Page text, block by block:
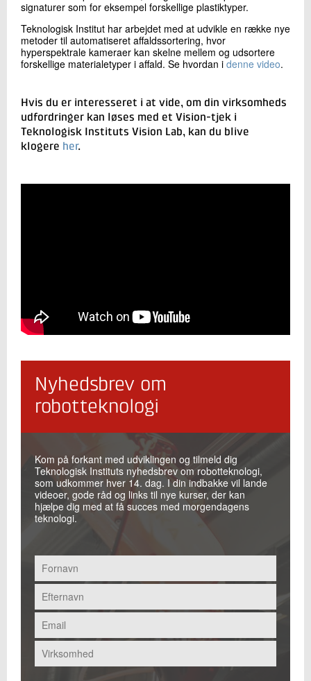
signaturer som for eksempel forskellige plastiktyper.
Teknologisk Institut har arbejdet med at udvikle en række nye
metoder til automatiseret affaldssortering, hvor
hyperspektrale kameraer kan skelne mellem og udsortere
forskellige materialetyper i affald. Se hvordan i denne video.
Hvis du er interesseret i at vide, om din virksomheds
udfordringer kan løses med et Vision-tjek i
Teknologisk Instituts Vision Lab, kan du blive
klogere her.
Nyhedsbrev om
robotteknologi
Kom på forkant med udviklingen og tilmeld dig
Teknologisk Instituts nyhedsbrev om robotteknologi,
som udkommer hver 14. dag. I din indbakke vil lande
videoer, gode råd og links til nye kurser, der kan
hjælpe dig med at få succes med morgendagens
teknologi.